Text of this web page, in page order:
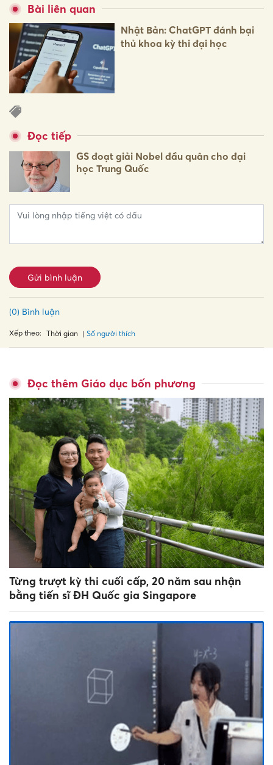
Bài liên quan
Nhật Bản: ChatGPT đánh bại
thủ khoa kỳ thi đại học
Đọc tiếp
GS đoạt giải Nobel đầu quân cho đại
học Trung Quốc
Gửi bình luận
(0) Bình luận
Xếp theo: Thời gian Số người thích
Đọc thêm Giáo dục bốn phương
Từng trượt kỳ thi cuối cấp, 20 năm sau nhận
bằng tiến sĩ ĐH Quốc gia Singapore